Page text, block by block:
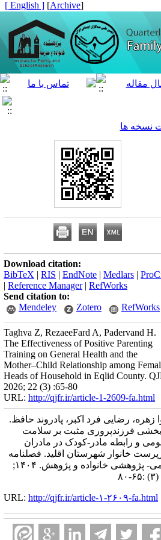
[
Archive
]
[ English ]
نسخه ها
Download citation:
BibTeX | RIS | EndNote | Medlars |
| Reference Manager| RefWorks
Send citation to:
Mendeley
Zotero RefWorks
Taghva Z, RezaeeFard A, Padervand H.
The Effectiveness of Positive Parenting
Training on General Health and the
Mother–Child Relationship among
Heads of Household in Eqlid County.
2026; 22 (3) :65-80
URL: http://qjfr.ir/article-1-2609-fa.html
زهره، رضایی فرد اکبر، پادروند حافظ.
فرزندپروری مثبت بر سلامت
و رابطه مادر-کودک در مادران
خانوار شهرستان اقلید. فصلنامه
علمی- پژوهشی خانواده و پژوهش. ۱۴۰۴;
URL: http://qjfr.ir/article-۱-۲۶۰۹-fa.html